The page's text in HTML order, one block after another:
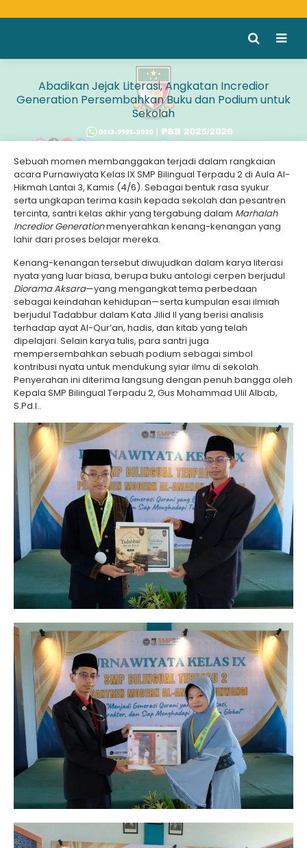
Abadikan Jejak Literasi, Angkatan Incredior
Generation Persembahkan Buku dan Podium untuk
Sekolah
Sebuah momen membanggakan terjadi dalam rangkaian
acara Purnawiyata Kelas IX SMP Bilingual Terpadu 2 di Aula Al-
Hikmah Lantai 3, Kamis (4/6). Sebagai bentuk rasa syukur
serta ungkapan terima kasih kepada sekolah dan pesantren
tercinta, santri kelas akhir yang tergabung dalam Marhalah
Incredior Generationmenyerahkan kenang-kenangan yang
lahir dari proses belajar mereka.
Kenang-kenangan tersebut diwujudkan dalam karya literasi
nyata yang luar biasa, berupa buku antologi cerpen berjudul
Diorama Aksara—yang mengangkat tema perbedaan
sebagai keindahan kehidupan—serta kumpulan esai ilmiah
berjudul Tadabbur dalam Kata Jilid II yang berisi analisis
terhadap ayat Al-Qur’an, hadis, dan kitab yang telah
dipelajari. Selain karya tulis, para santri juga
mempersembahkan sebuah podium sebagai simbol
kontribusi nyata untuk mendukung syiar ilmu di sekolah.
Penyerahan ini diterima langsung dengan penuh bangga oleh
Kepala SMP Bilingual Terpadu 2, Gus Mohammad Ulil Albab,
S.Pd.I..